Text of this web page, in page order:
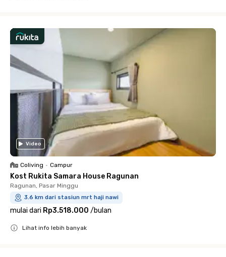
Video
Coliving • Campur
Kost Rukita Samara House Ragunan
Ragunan, Pasar Minggu
3.6 km dari stasiun mrt haji nawi
mulai dari Rp3.518.000 /bulan
Lihat info lebih banyak